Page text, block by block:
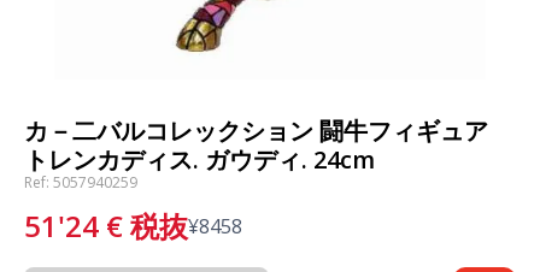
カ－二バルコレックション 闘牛フィギュア
トレンカディス. ガウディ. 24cm
Ref: 5057940259
51'24 €税抜¥8458